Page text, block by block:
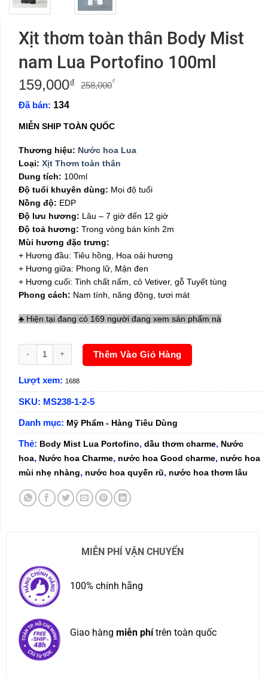
Xịt thơm toàn thân Body Mist
nam Lua Portofino 100ml
258,000₫
159,000₫
Đã bán: 134
MIỄN SHIP TOÀN QUỐC
Thương hiệu: Nước hoa Lua
Loại: Xịt Thơm toàn thân
Dung tích: 100ml
Độ tuổi khuyên dùng: Mọi độ tuổi
Nồng độ: EDP
Độ lưu hương: Lâu – 7 giờ đến 12 giờ
Độ toả hương: Trong vòng bán kính 2m
Mùi hương đặc trưng:
+ Hương đầu: Tiêu hồng, Hoa oải hương
+ Hương giữa: Phong lữ, Mận đen
+ Hương cuối: Tinh chất nấm, cỏ Vetiver, gỗ Tuyết tùng
Phong cách: Nam tính, năng động, tươi mát
♣ Hiện tại đang có 169 người đang xem sản phẩm nà
Xịt thơm toàn thân Body Mist nam Lua Portofino 100ml số lượng
Thêm Vào Giỏ Hàng
Lượt xem: 1688
SKU: MS238-1-2-5
Danh mục: Mỹ Phẩm - Hàng Tiêu Dùng
Thẻ: Body Mist Lua Portofino, dầu thơm charme, Nước
hoa, Nước hoa Charme, nước hoa Good charme, nước hoa
mùi nhẹ nhàng, nước hoa quyến rũ, nước hoa thơm lâu
MIỄN PHÍ VẬN CHUYỂN
100% chính hãng
Giao hàng miễn phítrên toàn quốc